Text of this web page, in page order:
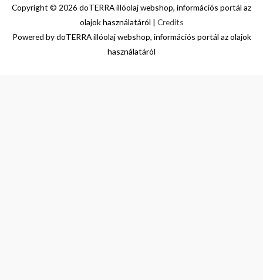
Copyright © 2026 doTERRA illóolaj webshop, információs portál az
olajok használatáról | Credits
Powered bydoTERRA illóolaj webshop, információs portál az olajok
használatáról